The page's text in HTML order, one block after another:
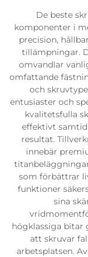
De beste
komponenter i
precision,
tillämpningar.
omvandlar
omfattande
och
entusiaster och
kvalitetsfulla
effektivt
resultat.
innebär
som förbättrar
funktioner
sina
högklassiga bitar
att skruvar
arbetsplatsen.